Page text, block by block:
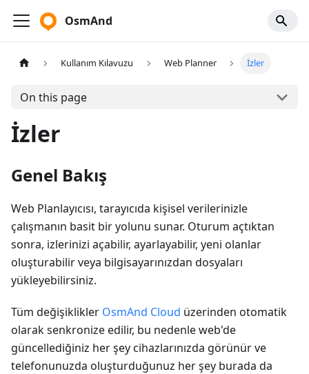
OsmAnd
Kullanım Kılavuzu Web Planner İzler
On this page
İzler
Genel Bakış
Web Planlayıcısı, tarayıcıda kişisel verilerinizle
çalışmanın basit bir yolunu sunar. Oturum açtıktan
sonra, izlerinizi açabilir, ayarlayabilir, yeni olanlar
oluşturabilir veya bilgisayarınızdan dosyaları
yükleyebilirsiniz.
Tüm değişiklikler OsmAnd Cloud üzerinden otomatik
olarak senkronize edilir, bu nedenle web'de
güncellediğiniz her şey cihazlarınızda görünür ve
telefonunuzda oluşturduğunuz her şey burada da